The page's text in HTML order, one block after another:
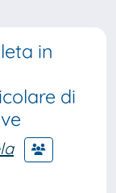
in
di